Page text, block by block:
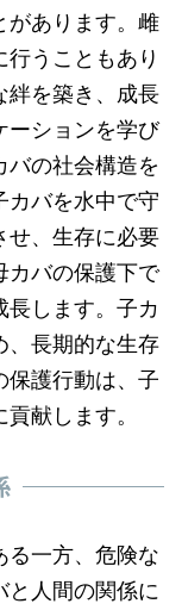
があります。雌
うこともあり
絆を築き、成長
ーションを学び
バの社会構造を
カバを水中で守
せ、生存に必要
カバの保護下で
長します。子カ
、長期的な生存
保護行動は、子
献します。
る一方、危険な
と人間の関係に